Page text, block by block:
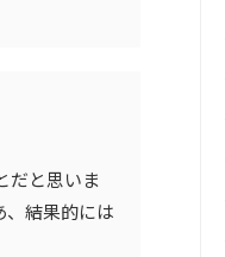
だと思いま
結果的には